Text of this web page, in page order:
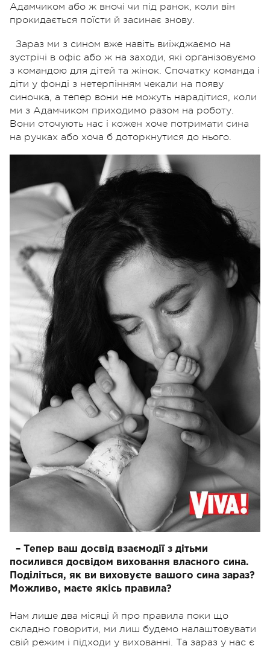
Адамчиком або ж вночі чи під ранок, коли він
прокидається поїсти й засинає знову.
Зараз ми з сином вже навіть виїжджаємо на
зустрічі в офіс або ж на заходи, які організовуємо
з командою для дітей та жінок. Спочатку команда і
діти у фонді з нетерпінням чекали на появу
синочка, а тепер вони не можуть нарадітися, коли
ми з Адамчиком приходимо разом на роботу.
Вони оточують нас і кожен хоче потримати сина
на ручках або хоча б доторкнутися до нього.
– Тепер ваш досвід взаємодії з дітьми
посилився досвідом виховання власного сина.
Поділіться, як ви виховуєте вашого сина зараз?
Можливо, маєте якісь правила?
Нам лише два місяці й про правила поки що
складно говорити, ми лиш будемо налаштовувати
свій режим і підходи у вихованні. Та зараз у нас є